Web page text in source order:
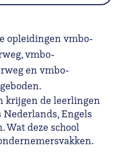
opleidingen vmbo-
vmbo-
en vmbo-
krijgen de leerlingen
Nederlands, Engels
Wat deze school